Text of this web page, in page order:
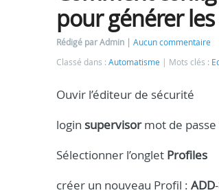
pour générer les
Rédigé par Admin
Aucun commentaire
Classé dans : Automatisme Mots clés :
Ouvir l’éditeur de sécurité
login supervisormot de passe
Sélectionner l’onglet Profiles
créer un nouveau Profil : ADD